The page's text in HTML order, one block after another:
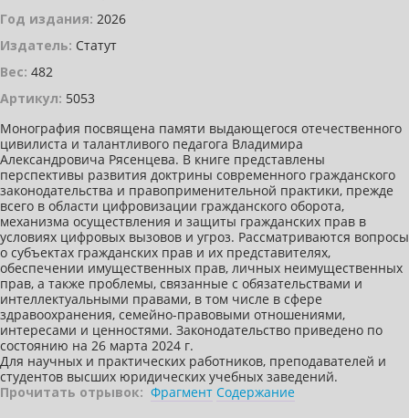
Год издания: 2026
Издатель: Статут
Вес: 482
Артикул: 5053
Монография посвящена памяти выдающегося отечественного
цивилиста и талантливого педагога Владимира
Александровича Рясенцева. В книге представлены
перспективы развития доктрины современного гражданского
законодательства и правоприменительной практики, прежде
всего в области цифровизации гражданского оборота,
механизма осуществления и защиты гражданских прав в
условиях цифровых вызовов и угроз. Рассматриваются вопросы
о субъектах гражданских прав и их представителях,
обеспечении имущественных прав, личных неимущественных
прав, а также проблемы, связанные с обязательствами и
интеллектуальными правами, в том числе в сфере
здравоохранения, семейно-правовыми отношениями,
интересами и ценностями. Законодательство приведено по
состоянию на 26 марта 2024 г.
Для научных и практических работников, преподавателей и
студентов высших юридических учебных заведений.
Прочитать отрывок: Фрагмент Содержание